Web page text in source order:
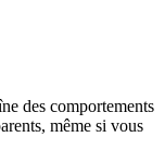
des comportements
même si vous